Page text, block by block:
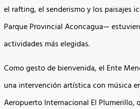
el rafting, el senderismo y los paisajes
Parque Provincial Aconcagua—
actividades más elegidas.
Como gesto de bienvenida, el Ente
una intervención artística con música
Aeropuerto Internacional El Plumerillo,